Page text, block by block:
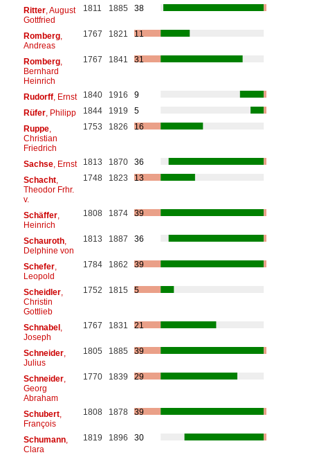
Ritter, August
Gottfried
1811 1885 38
Romberg,
Andreas
1767 1821 11
Romberg,
Bernhard
Heinrich
1767 1841 31
Rudorff, Ernst 1840 1916
9
Rüfer, Philipp 1844 1919
5
Ruppe,
Christian
Friedrich
1753 1826 16
Sachse, Ernst 1813 1870
36
Schacht,
Theodor Frhr.
v.
1748 1823 13
Schäffer,
Heinrich
1808 1874 39
Schauroth,
Delphine von
1813 1887 36
Schefer,
Leopold
1784 1862 39
Scheidler,
Christin
Gottlieb
1752 1815 5
Schnabel,
Joseph
1767 1831 21
Schneider,
Julius
1805 1885 39
Schneider,
Georg
Abraham
1770 1839 29
Schubert,
François
1808 1878 39
Schumann,
Clara
1819 1896 30